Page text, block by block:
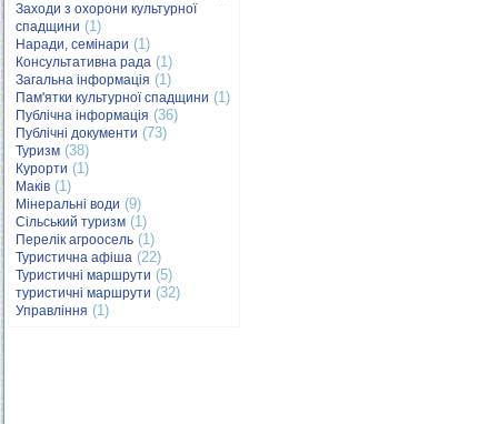
Заходи з охорони культурної
спадщини (1)
Наради, семінари (1)
Консультативна рада (1)
Загальна інформація (1)
Пам'ятки культурної спадщини (1)
Публічна інформація (36)
Публічні документи (73)
Туризм (38)
Курорти (1)
Маків (1)
Мінеральні води (9)
Сільський туризм (1)
Перелік агроосель (1)
Туристична афіша (22)
Туристичні маршрути (5)
туристичні маршрути (32)
Управління (1)